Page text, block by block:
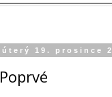
úterý 19. prosince
Poprvé